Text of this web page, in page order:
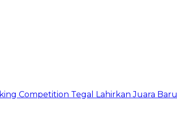
Competition Tegal Lahirkan Juara Baru